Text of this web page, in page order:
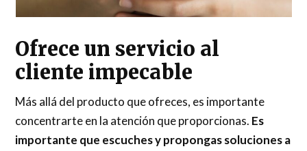
Ofrece un servicio al
cliente impecable
Más allá del producto que ofreces, es importante
concentrarte en la atención que proporcionas. Es
importante que escuches y propongas soluciones a